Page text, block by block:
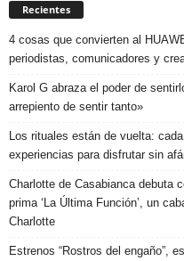
Recientes
4 cosas que convierten al
periodistas, comunicadores y
Karol G abraza el poder de
arrepiento de sentir tanto»
Los rituales están de vuelta:
experiencias para disfrutar sin
Charlotte de Casabianca debuta
prima ‘La Última Función’, un
Charlotte
Estrenos “Rostros del engaño”,